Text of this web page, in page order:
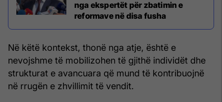
nga ekspertët për zbatimin e
reformave në disa fusha
Në këtë kontekst, thonë nga atje, është e
nevojshme të mobilizohen të gjithë individët dhe
strukturat e avancuara që mund të kontribuojnë
në rrugën e zhvillimit të vendit.